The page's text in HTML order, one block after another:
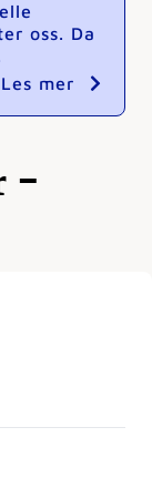
oss. Da
Les mer
-